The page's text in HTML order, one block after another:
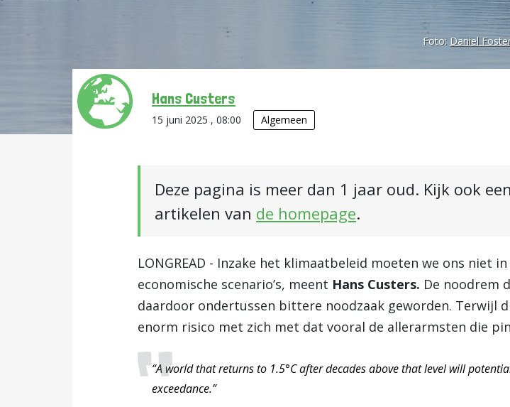
Foto: Daniel
Hans Custers
15 juni 2025 , 08:00 Algemeen
Deze pagina is meer dan 1 jaar oud. Kijk ook
artikelen van de homepage.
LONGREAD - Inzake het klimaatbeleid moeten we ons niet
economische scenario’s, meent Hans Custers. De noodrem
daardoor ondertussen bittere noodzaak geworden. Terwijl
enorm risico met zich met dat vooral de allerarmsten die
“A world that returns to 1.5°C after decades above that level will
exceedance.”